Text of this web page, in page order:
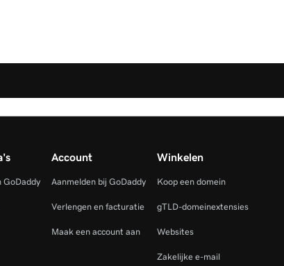
GoDaddy
Account
Aanmelden bij GoDaddy
Verlengen en facturatie
Maak een account aan
Winkelen
Koop een domein
gTLD-domeinextensies
Websites
Zakelijke e-mail